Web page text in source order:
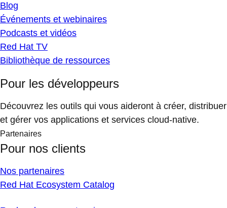
Blog
Événements et webinaires
Podcasts et vidéos
Red Hat TV
Bibliothèque de ressources
Pour les développeurs
Découvrez les outils qui vous aideront à créer, distribuer
et gérer vos applications et services cloud-native.
Partenaires
Pour nos clients
Nos partenaires
Red Hat Ecosystem Catalog